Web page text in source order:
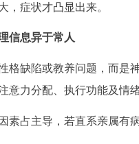
，症状才凸显出来。
信息异于常人
格缺陷或教养问题，而是
意力分配、执行功能及情
素占主导，若直系亲属有